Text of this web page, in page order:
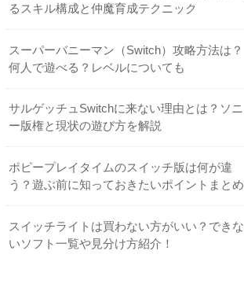
るスキル構成と仲魔育成テクニック
スーパーバニーマン（Switch）攻略方法は？
何人で遊べる？レベルについても
サルゲッチュSwitchに来ない理由とは？ソニ
ー版権と現状の遊び方を解説
ポピープレイタイムのスイッチ版は何が違
う？遊ぶ前に知っておきたいポイントまとめ
スイッチライトは買わない方がいい？できな
いソフト一覧や見分け方紹介！